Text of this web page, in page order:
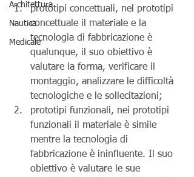
Architettura
Nautica
Medicale
prototipi concettuali, nel prototipi
concettuale il materiale e la
tecnologia di fabbricazione è
qualunque, il suo obiettivo è
valutare la forma, verificare il
montaggio, analizzare le difficoltà
tecnologiche e le sollecitazioni;
prototipi funzionali, nei prototipi
funzionali il materiale è simile
mentre la tecnologia di
fabbricazione è ininfluente. Il suo
obiettivo è valutare le sue